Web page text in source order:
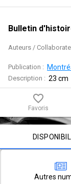
Bulletin
Auteurs /
Publication :
Description : 23 cm
favorite_border
Favoris
Contenu de
Autres